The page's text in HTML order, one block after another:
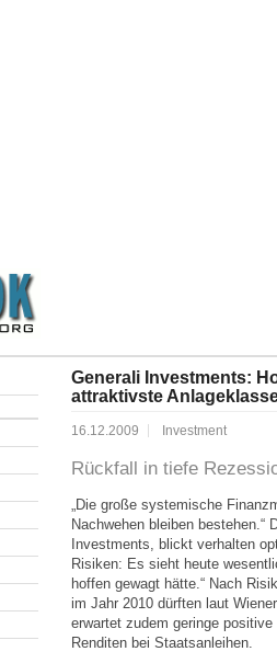
Generali Investments:
attraktivste
16.12.2009 Investment
Rückfall in tiefe
„Die große systemische
Nachwehen bleiben bestehen.“
Investments, blickt verhalten
Risiken: Es sieht heute
hoffen gewagt hätte.“ Nach
im Jahr 2010 dürften laut
erwartet zudem geringe
Renditen bei Staatsanleihen.